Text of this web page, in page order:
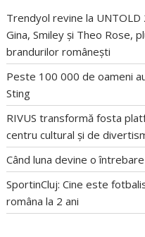
Trendyol revine la UNTOLD
Gina, Smiley și Theo Rose,
brandurilor românești
Peste 100 000 de oameni
Sting
RIVUS transformă fosta
centru cultural și de
Când luna devine o întrebare
SportinCluj: Cine este
româna la 2 ani